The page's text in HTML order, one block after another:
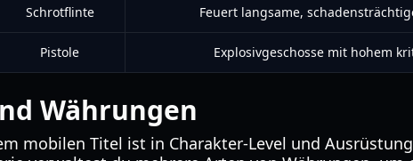
Schrotflinte Feuert langsame,
Pistole Explosivgeschosse mit hohem
Währungen
mobilen Titel ist in Charakter-Level und